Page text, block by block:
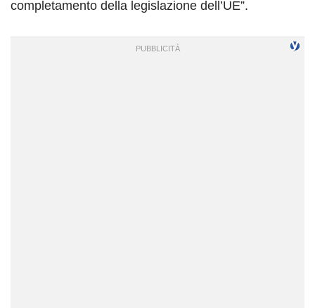
completamento della legislazione dell’UE”.